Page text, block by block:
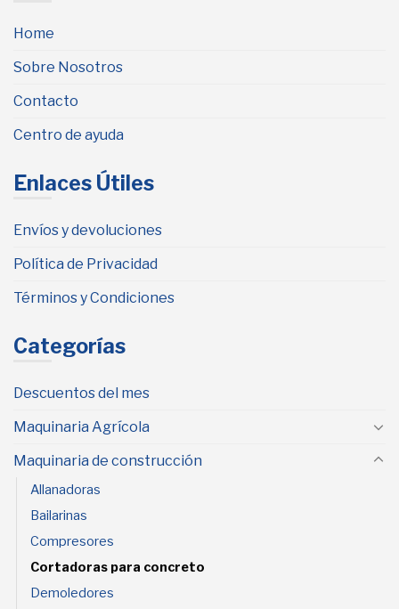
Home
Sobre Nosotros
Contacto
Centro de ayuda
Enlaces Útiles
Envíos y devoluciones
Política de Privacidad
Términos y Condiciones
Categorías
Descuentos del mes
Maquinaria Agrícola
Maquinaria de construcción
Allanadoras
Bailarinas
Compresores
Cortadoras para concreto
Demoledores